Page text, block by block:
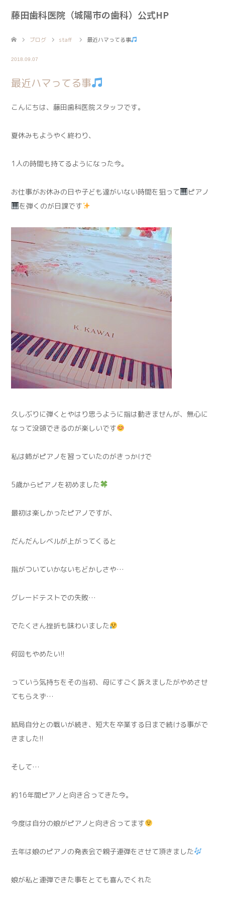
藤田歯科医院（城陽市の歯科）公式HP
ブログ staff 最近ハマってる事
2018.09.07
最近ハマってる事
こんにちは、藤田歯科医院スタッフです。
夏休みもようやく終わり、
1人の時間も持てるようになった今。
お仕事がお休みの日や子ども達がいない時間を狙って
ピアノ
を弾くのが日課です
久しぶりに弾くとやはり思うように指は動きませんが、無心に
なって没頭できるのが楽しいです
私は姉がピアノを習っていたのがきっかけで
5歳からピアノを初めました
最初は楽しかったピアノですが、
だんだんレベルが上がってくると
指がついていかないもどかしさや…
グレードテストでの失敗…
でたくさん挫折も味わいました
何回もやめたい!!
っていう気持ちをその当初、母にすごく訴えましたがやめさせ
てもらえず…
結局自分との戦いが続き、短大を卒業する日まで続ける事がで
きました!!
そして…
約16年間ピアノと向き合ってきた今。
今度は自分の娘がピアノと向き合ってます
去年は娘のピアノの発表会で親子連弾をさせて頂きました
娘が私と連弾できた事をとても喜んでくれた